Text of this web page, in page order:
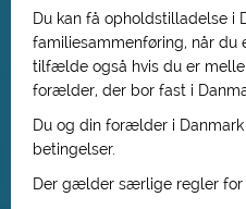
Du kan få opholdstilladelse i
familiesammenføring, når du
tilfælde også hvis du er
forælder, der bor fast i
Du og din forælder i
betingelser.
Der gælder særlige regler for